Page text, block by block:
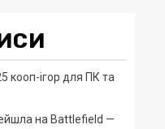
кооп-ігор для ПК та
на Battlefield —